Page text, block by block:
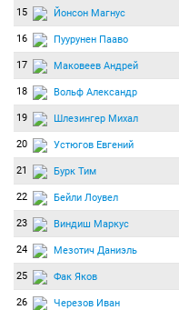
15 Йонсон Магнус
16 Пуурунен Пааво
17 Маковеев Андрей
18 Вольф Александр
19 Шлезингер Михал
20 Устюгов Евгений
21 Бурк Тим
22 Бейли Лоувел
23 Виндиш Маркус
24 Мезотич Даниэль
25 Фак Яков
26 Черезов Иван